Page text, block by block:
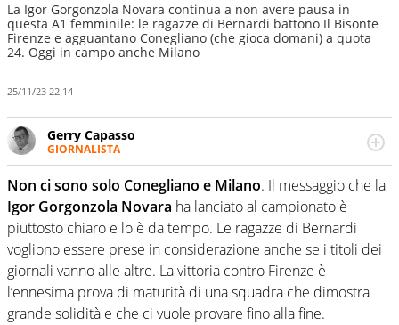
La Igor Gorgonzola Novara continua a non avere pausa in
questa A1 femminile: le ragazze di Bernardi battono Il Bisonte
Firenze e agguantano Conegliano (che gioca domani) a quota
24. Oggi in campo anche Milano
25/11/23 22:14
Gerry Capasso
GIORNALISTA
Per lui gli sport americani non hanno segreti: basket,
football, baseball e la capacità innata di trovare la notizia
dove altri non vedono granché
Non ci sono solo Conegliano e Milano. Il messaggio che la
Igor Gorgonzola Novara ha lanciato al campionato è
piuttosto chiaro e lo è da tempo. Le ragazze di Bernardi
vogliono essere prese in considerazione anche se i titoli dei
giornali vanno alle altre. La vittoria contro Firenze è
l’ennesima prova di maturità di una squadra che dimostra
grande solidità e che ci vuole provare fino alla fine.